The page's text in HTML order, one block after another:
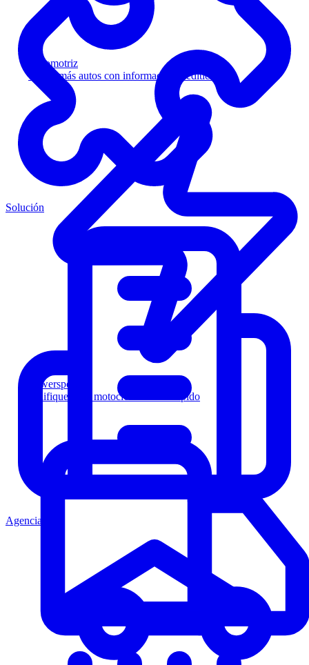
Automotriz
Venda más autos con información crediticia
Powersports
Califique a los motociclistas más rápido
Solución
Agencia